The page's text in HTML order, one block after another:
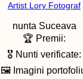
Artist Lory Fotograf
nunta Suceava
🏆 Premii:
🎖️ Nunti verificate:
🖼️ Imagini